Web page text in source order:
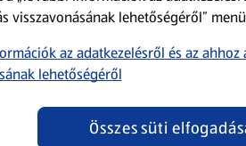
visszavonásának lehetőségéről”
az adatkezelésről és az
lehetőségéről
Összes süti